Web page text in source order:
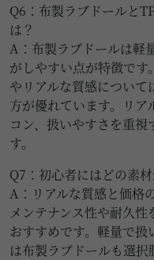
Q6：布製ラブドールと
は？
A：布製ラブドールは軽
がしやすい点が特徴です
やリアルな質感につい
方が優れています。リア
コン、扱いやすさを重
す。
Q7：初心者にはどの素
A：リアルな質感と価格
メンテナンス性や耐久
おすすめです。軽量で
は布製ラブドールも選択